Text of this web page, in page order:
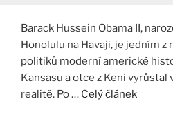
Barack Hussein Obama II,
Honolulu na Havaji, je jedním z
politiků moderní americké
Kansasu a otce z Keni
realitě. Po … Celý článek